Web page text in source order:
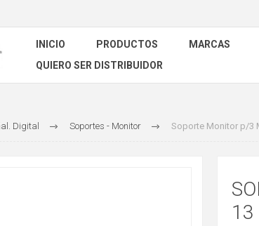
INICIO PRODUCTOS MARCAS
QUIERO SER DISTRIBUIDOR
Digital Soportes - Monitor Soporte Monitor p/3
13